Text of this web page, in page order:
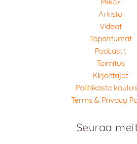
Arkisto
Videot
Tapahtumat
Podcastit
Toimitus
Kirjoittajat
Politiikasta
Terms & Privacy
Seuraa